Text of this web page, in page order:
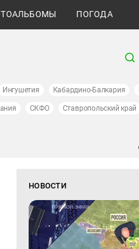
ПОГОДА
Ингушетия Кабардино-Балкария
СКФО Ставропольский край
НОВОСТИ